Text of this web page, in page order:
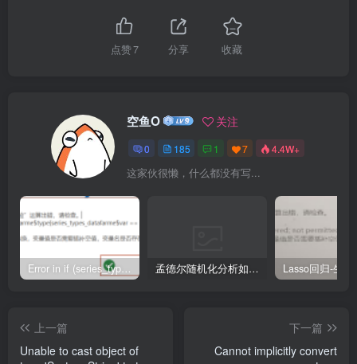
点赞7 分享 收藏
空鱼O 关注
0 185 1 7 4.4W+
这家伙很懒，什么都没有写...
Error in if (series_types_datafarme$type[series_types_datafarme$var == : argument is of length zero 孟德尔随机化分析如何把Beta值转成OR值
上一篇
Unable to cast object of
下一篇
Cannot implicitly convert